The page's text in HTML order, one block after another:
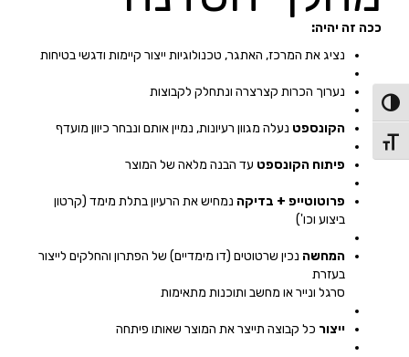
הפעל/כבה ניגודיות גבוהה
מתג גודל גופן
ככה זה יהיה:
נציג את המרכז, האתגר, טכנולוגיות ייצור קיימות ודגשי בטיחות
נערוך הכרות קצרצרה ונתחלק לקבוצות
הקונספט נעלה מגוון רעיונות, נמיין אותם ונבחר כיוון מועדף
פיתוח הקונספט עד הבנה מלאה של המוצר
פרוטוטייפ + בדיקה נמחיש את הרעיון בתלת מימד (קרטון
ביצוע וכו')
המחשה נכין שרטוטים (דו מימדיים) של הפתרון והחלקים לייצור
בעזרת
סרגל ונייר או מחשב ותוכנות מתאימות
ייצור כל קבוצה תייצר את המוצר שאותו פיתחה